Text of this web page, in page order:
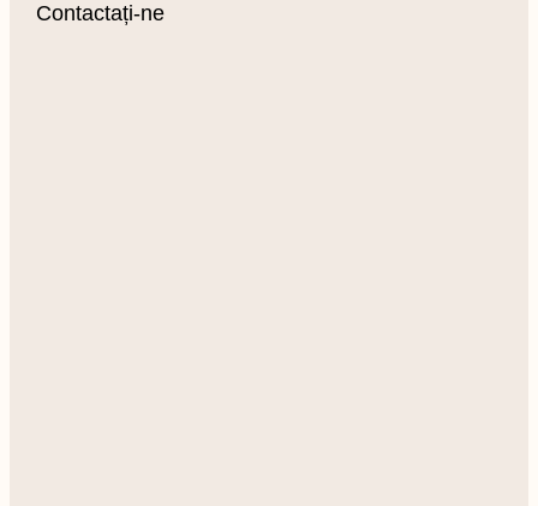
Contactați-ne